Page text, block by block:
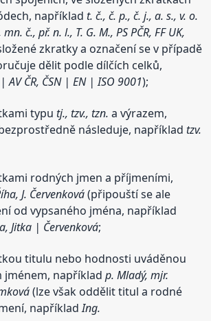
napříkladt. č., č. p., č. j., a. s., v. o.
č., př. n. l., T. G. M., PS PČR, FF UK,
zkratky a označení se v případě
dělit podle dílčích celků,
| AV ČR, ČSN | EN | ISO 9001);
typutj., tzv., tzn.a výrazem,
následuje, napříkladtzv.
rodných jmen a příjmeními,
J. Červenková(připouští se ale
od vypsaného jména, například
Jitka | Červenková;
titulu nebo hodnosti uváděnou
jménem, například p. Mladý, mjr.
(lze však oddělit titul a rodné
napříkladIng.